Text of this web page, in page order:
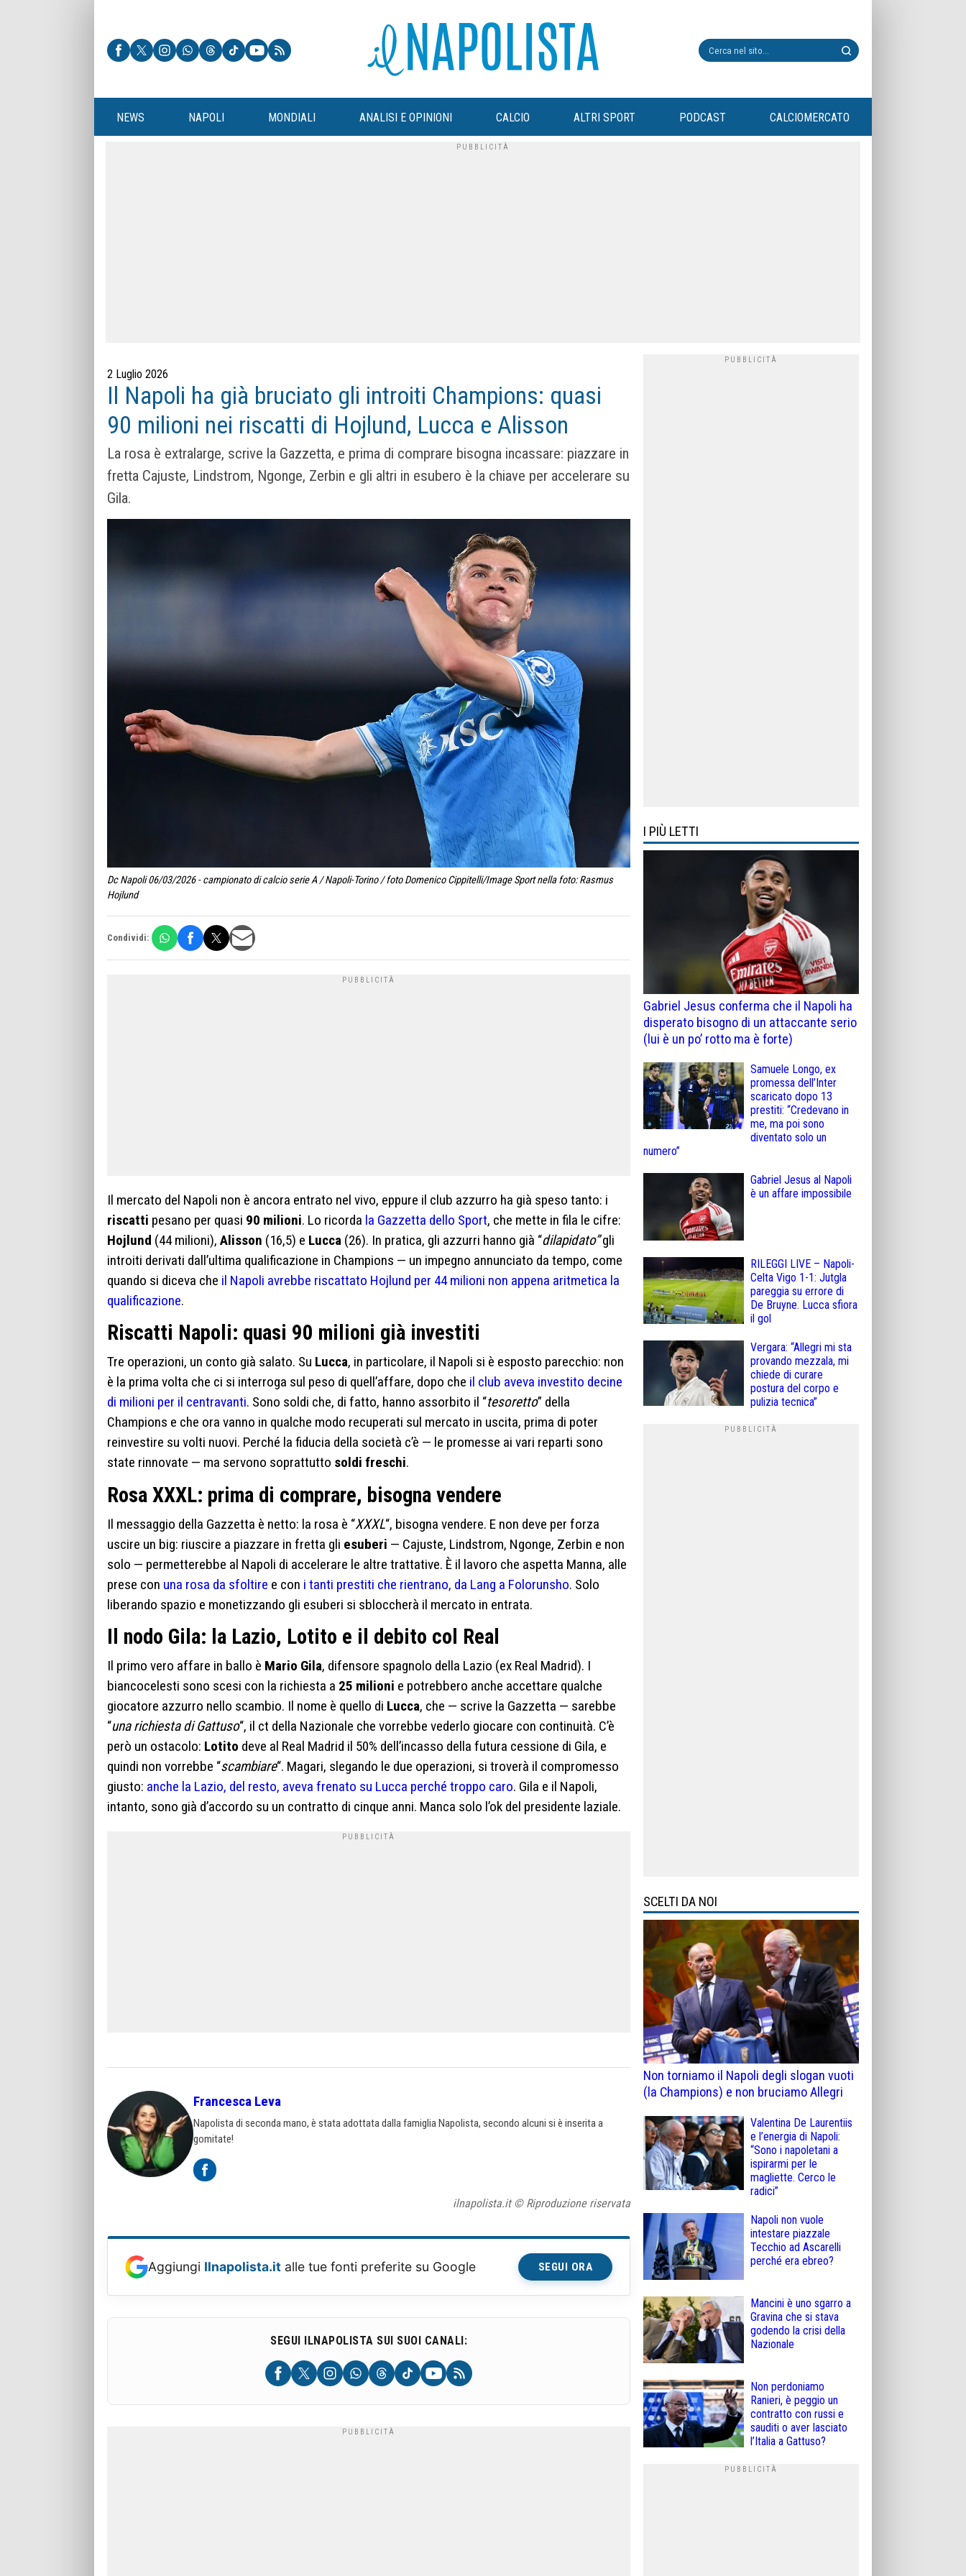
NEWS NAPOLI MONDIALI ANALISI E OPINIONI CALCIO ALTRI SPORT PODCAST CALCIOMERCATO
2 Luglio 2026
Il Napoli ha già bruciato gli introiti Champions: quasi
90 milioni nei riscatti di Hojlund, Lucca e Alisson
La rosa è extralarge, scrive la Gazzetta, e prima di comprare bisogna incassare: piazzare in
fretta Cajuste, Lindstrom, Ngonge, Zerbin e gli altri in esubero è la chiave per accelerare su
Gila.
Dc Napoli 06/03/2026 - campionato di calcio serie A / Napoli-Torino / foto Domenico Cippitelli/Image Sport nella foto: Rasmus
Hojlund
Condividi:
Il mercato del Napoli non è ancora entrato nel vivo, eppure il club azzurro ha già speso tanto: i
riscatti pesano per quasi 90 milioni. Lo ricorda la Gazzetta dello Sport, che mette in fila le cifre:
Hojlund (44 milioni), Alisson (16,5) e Lucca (26). In pratica, gli azzurri hanno già “dilapidato”gli
introiti derivati dall’ultima qualificazione in Champions — un impegno annunciato da tempo, come
quando si diceva che il Napoli avrebbe riscattato Hojlund per 44 milioni non appena aritmetica la
qualificazione.
Riscatti Napoli: quasi 90 milioni già investiti
Tre operazioni, un conto già salato. Su Lucca, in particolare, il Napoli si è esposto parecchio: non
è la prima volta che ci si interroga sul peso di quell’affare, dopo che il club aveva investito decine
di milioni per il centravanti. Sono soldi che, di fatto, hanno assorbito il “tesoretto” della
Champions e che ora vanno in qualche modo recuperati sul mercato in uscita, prima di poter
reinvestire su volti nuovi. Perché la fiducia della società c’è — le promesse ai vari reparti sono
state rinnovate — ma servono soprattutto soldi freschi.
Rosa XXXL: prima di comprare, bisogna vendere
Il messaggio della Gazzetta è netto: la rosa è “XXXL“, bisogna vendere. E non deve per forza
uscire un big: riuscire a piazzare in fretta gli esuberi — Cajuste, Lindstrom, Ngonge, Zerbin e non
solo — permetterebbe al Napoli di accelerare le altre trattative. È il lavoro che aspetta Manna, alle
prese con una rosa da sfoltire e con i tanti prestiti che rientrano, da Lang a Folorunsho. Solo
liberando spazio e monetizzando gli esuberi si sbloccherà il mercato in entrata.
Il nodo Gila: la Lazio, Lotito e il debito col Real
Il primo vero affare in ballo è Mario Gila, difensore spagnolo della Lazio (ex Real Madrid). I
biancocelesti sono scesi con la richiesta a 25 milioni e potrebbero anche accettare qualche
giocatore azzurro nello scambio. Il nome è quello di Lucca, che — scrive la Gazzetta — sarebbe
“una richiesta di Gattuso“, il ct della Nazionale che vorrebbe vederlo giocare con continuità. C’è
però un ostacolo: Lotito deve al Real Madrid il 50% dell’incasso della futura cessione di Gila, e
quindi non vorrebbe “scambiare“. Magari, slegando le due operazioni, si troverà il compromesso
giusto: anche la Lazio, del resto, aveva frenato su Lucca perché troppo caro. Gila e il Napoli,
intanto, sono già d’accordo su un contratto di cinque anni. Manca solo l’ok del presidente laziale.
Francesca Leva
Napolista di seconda mano, è stata adottata dalla famiglia Napolista, secondo alcuni si è inserita a
gomitate!
ilnapolista.it © Riproduzione riservata
Aggiungi Ilnapolista.it alle tue fonti preferite su Google SEGUI ORA
SEGUI ILNAPOLISTA SUI SUOI CANALI:
I PIÙ LETTI
Gabriel Jesus conferma che il Napoli ha
disperato bisogno di un attaccante serio
(lui è un po’ rotto ma è forte)
Samuele Longo, ex
promessa dell’Inter
scaricato dopo 13
prestiti: “Credevano in
me, ma poi sono
diventato solo un
numero”
Gabriel Jesus al Napoli
è un affare impossibile
RILEGGI LIVE – Napoli-
Celta Vigo 1-1: Jutgla
pareggia su errore di
De Bruyne. Lucca sfiora
il gol
Vergara: “Allegri mi sta
provando mezzala, mi
chiede di curare
postura del corpo e
pulizia tecnica”
SCELTI DA NOI
Non torniamo il Napoli degli slogan vuoti
(la Champions) e non bruciamo Allegri
Valentina De Laurentiis
e l’energia di Napoli:
“Sono i napoletani a
ispirarmi per le
magliette. Cerco le
radici”
Napoli non vuole
intestare piazzale
Tecchio ad Ascarelli
perché era ebreo?
Mancini è uno sgarro a
Gravina che si stava
godendo la crisi della
Nazionale
Non perdoniamo
Ranieri, è peggio un
contratto con russi e
sauditi o aver lasciato
l’Italia a Gattuso?